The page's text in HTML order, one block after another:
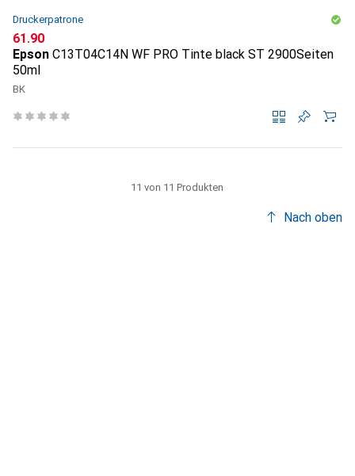
Druckerpatrone
CHF
61.90
Epson C13T04C14N WF PRO Tinte black ST 2900Seiten
50ml
BK
11 von 11 Produkten
Nach oben